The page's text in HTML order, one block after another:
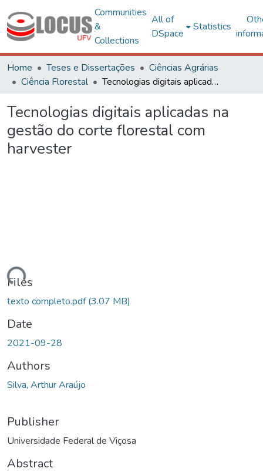
Communities
&
Collections
All of
DSpace
Statistics
Home Teses e Dissertações
Ciências Agrárias
Ciência Florestal
Tecnologias digitais aplicadas na gestão do corte florestal com harvester
Tecnologias digitais aplicadas na
gestão do corte florestal com
harvester
Files
texto completo.pdf(3.07 MB)
Date
2021-09-28
Authors
Silva, Arthur Araújo
Publisher
Universidade Federal de Viçosa
Abstract